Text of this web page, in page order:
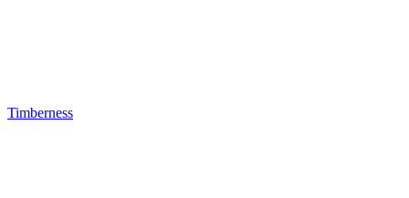
Timberness